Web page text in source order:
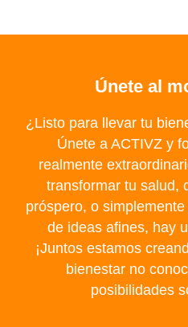
Únete al
¿Listo para llevar tu
Únete a ACTIVZ y
realmente
transformar tu salud,
próspero, o
de ideas afines, hay
¡Juntos estamos
bienestar no
posibilidades